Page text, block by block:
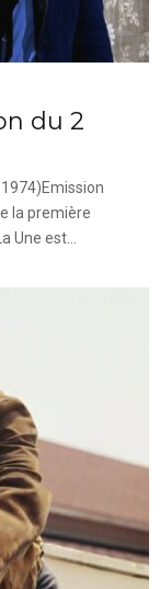
du 2
la première
Une est...